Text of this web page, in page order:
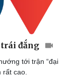
nghệ
điệu
Công nghệ
nghiệm
đổi số
trái đắng
tới trận “đại
rất cao.